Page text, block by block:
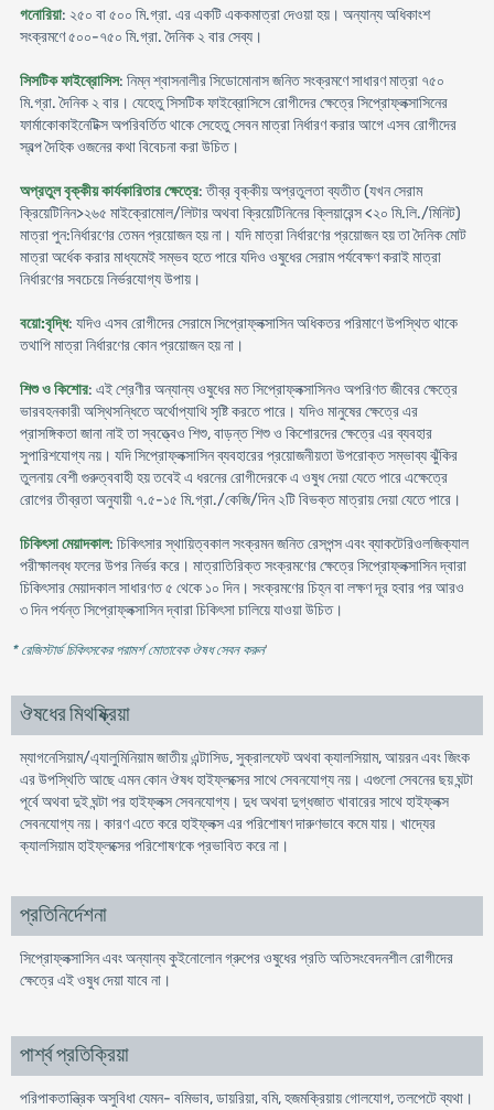
গনোরিয়া: ২৫০ বা ৫০০ মি.গ্রা. এর একটি এককমাত্রা দেওয়া হয়। অন্যান্য অধিকাংশ
সংক্রমণে ৫০০-৭৫০ মি.গ্রা. দৈনিক ২ বার সেব্য।
সিসটিক ফাইব্রোসিস: নিম্ন শ্বাসনালীর সিডোমোনাস জনিত সংক্রমণে সাধারণ মাত্রা ৭৫০
মি.গ্রা. দৈনিক ২ বার। যেহেতু সিসটিক ফাইব্রোসিসে রোগীদের ক্ষেত্রে সিপ্রোফ্লক্সাসিনের
ফার্মাকোকাইনেটিক্স অপরিবর্তিত থাকে সেহেতু সেবন মাত্রা নির্ধারণ করার আগে এসব রোগীদের
স্বল্প দৈহিক ওজনের কথা বিবেচনা করা উচিত।
অপ্রতুল বৃক্কীয় কার্যকারিতার ক্ষেত্রে: তীব্র বৃক্কীয় অপ্রতুলতা ব্যতীত (যখন সেরাম
ক্রিয়েটিনিন>২৬৫ মাইক্রোমোল/লিটার অথবা ক্রিয়েটিনিনের ক্লিয়ারেন্স <২০ মি.লি./মিনিট)
মাত্রা পুন:নির্ধারণের তেমন প্রয়োজন হয় না। যদি মাত্রা নির্ধারণের প্রয়োজন হয় তা দৈনিক মোট
মাত্রা অর্ধেক করার মাধ্যমেই সম্ভব হতে পারে যদিও ওষুধের সেরাম পর্যবেক্ষণ করাই মাত্রা
নির্ধারণের সবচেয়ে নির্ভরযোগ্য উপায়।
বয়ো:বৃদ্ধি: যদিও এসব রোগীদের সেরামে সিপ্রোফ্লক্সাসিন অধিকতর পরিমাণে উপস্থিত থাকে
তথাপি মাত্রা নির্ধারণের কোন প্রয়োজন হয় না।
শিশু ও কিশোর: এই শ্রেণীর অন্যান্য ওষুধের মত সিপ্রোফ্লক্সাসিনও অপরিণত জীবের ক্ষেত্রে
ভারবহনকারী অস্থিসন্ধিতে অর্থোপ্যাথি সৃষ্টি করতে পারে। যদিও মানুষের ক্ষেত্রে এর
প্রাসঙ্গিকতা জানা নাই তা স্বত্ত্বেও শিশু, বাড়ন্ত শিশু ও কিশোরদের ক্ষেত্রে এর ব্যবহার
সুপারিশযোগ্য নয়। যদি সিপ্রোফ্লক্সাসিন ব্যবহারের প্রয়োজনীয়তা উপরোক্ত সম্ভাব্য ঝুঁকির
তুলনায় বেশী গুরুত্ববাহী হয় তবেই এ ধরনের রোগীদেরকে এ ওষুধ দেয়া যেতে পারে এক্ষেত্রে
রোগের তীব্রতা অনুযায়ী ৭.৫-১৫ মি.গ্রা./কেজি/দিন ২টি বিভক্ত মাত্রায় দেয়া যেতে পারে।
চিকিৎসা মেয়াদকাল: চিকিৎসার স্থায়িত্বকাল সংক্রমন জনিত রেসপন্স এবং ব্যাকটেরিওলজিক্যাল
পরীক্ষালব্ধ ফলের উপর নির্ভর করে। মাত্রাতিরিক্ত সংক্রমণের ক্ষেত্রে সিপ্রোফ্লক্সাসিন দ্বারা
চিকিৎসার মেয়াদকাল সাধারণত ৫ থেকে ১০ দিন। সংক্রমণের চিহ্ন বা লক্ষণ দূর হবার পর আরও
৩ দিন পর্যন্ত সিপ্রোফ্লক্সাসিন দ্বারা চিকিৎসা চালিয়ে যাওয়া উচিত।
* রেজিস্টার্ড চিকিৎসকের পরামর্শ মোতাবেক ঔষধ সেবন করুন'
ঔষধের মিথষ্ক্রিয়া
ম্যাগনেসিয়াম/এ্যালুমিনিয়াম জাতীয় এন্টাসিড, সুক্রালফেট অথবা ক্যালসিয়াম, আয়রন এবং জিংক
এর উপস্থিতি আছে এমন কোন ঔষধ হাইফ্লক্সের সাথে সেবনযোগ্য নয়। এগুলো সেবনের ছয় ঘন্টা
পূর্বে অথবা দুই ঘন্টা পর হাইফ্লক্স সেবনযোগ্য। দুধ অথবা দুগ্ধজাত খাবারের সাথে হাইফ্লক্স
সেবনযোগ্য নয়। কারণ এতে করে হাইফ্লক্স এর পরিশোষণ দারুণভাবে কমে যায়। খাদ্যের
ক্যালসিয়াম হাইফ্লক্সের পরিশোষণকে প্রভাবিত করে না।
প্রতিনির্দেশনা
সিপ্রোফ্লক্সাসিন এবং অন্যান্য কুইনোলোন গ্রুপের ওষুধের প্রতি অতিসংবেদনশীল রোগীদের
ক্ষেত্রে এই ওষুধ দেয়া যাবে না।
পার্শ্ব প্রতিক্রিয়া
পরিপাকতান্ত্রিক অসুবিধা যেমন- বমিভাব, ডায়রিয়া, বমি, হজমক্রিয়ায় গোলযোগ, তলপেটে ব্যথা।